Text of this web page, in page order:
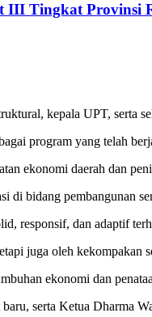
III Tingkat Provinsi
kepala UPT, serta
program yang telah
ekonomi daerah dan
di bidang pembangunan
responsif, dan adaptif
juga oleh kekompakan
ekonomi dan
serta Ketua Dharma